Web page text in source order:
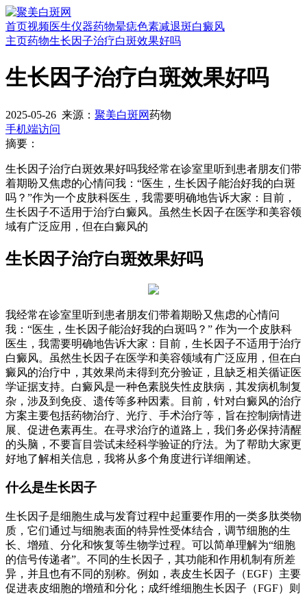
首页视频医生仪器药物晕痣色素减退斑白癜风
主页药物生长因子治疗白斑效果好吗
生长因子治疗白斑效果好吗
2025-05-26 来源： 聚美白斑网药物
手机端访问
摘要：
生长因子治疗白斑效果好吗我经常在诊室里听到患者朋友们带
着期盼又焦虑的心情问我：“医生，生长因子能治好我的白斑
吗？”作为一个皮肤科医生，我需要明确地告诉大家：目前，
生长因子不适用于治疗白癜风。虽然生长因子在医学和美容领
域有广泛应用，但在白癜风的
生长因子治疗白斑效果好吗
我经常在诊室里听到患者朋友们带着期盼又焦虑的心情问
我：“医生，生长因子能治好我的白斑吗？” 作为一个皮肤科
医生，我需要明确地告诉大家：目前，生长因子不适用于治疗
白癜风。虽然生长因子在医学和美容领域有广泛应用，但在白
癜风的治疗中，其效果尚未得到充分验证，且缺乏相关循证医
学证据支持。白癜风是一种色素脱失性皮肤病，其发病机制复
杂，涉及到免疫、遗传等多种因素。目前，针对白癜风的治疗
方案主要包括药物治疗、光疗、手术治疗等，旨在控制病情进
展、促进色素再生。在寻求治疗的道路上，我们务必保持清醒
的头脑，不要盲目尝试未经科学验证的疗法。为了帮助大家更
好地了解相关信息，我将从多个角度进行详细阐述。
什么是生长因子
生长因子是细胞生成与发育过程中起重要作用的一类多肽类物
质，它们通过与细胞表面的特异性受体结合，调节细胞的生
长、增殖、分化和恢复等生物学过程。可以简单理解为“细胞
的信号传递者”。不同的生长因子，其功能和作用机制有所差
异，并且也有不同的别称。例如，表皮生长因子（EGF）主要
促进表皮细胞的增殖和分化；成纤维细胞生长因子（FGF）则